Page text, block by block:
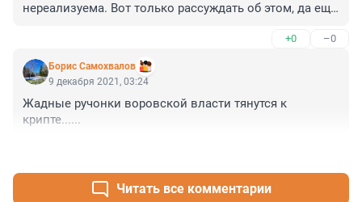
нереализуема. Вот только рассуждать об этом, да еще
пустое. И почему именно "имущество"? А разве
понятия "права на доход" не достаточно? Логика
законодательства по принципам товароведения:
"каждому сатину по артикулу" (читай каждому
событию - по Закону) - тупик, да еще и прекрасная
возможность криминального, но "по закону",
чем, вот Председатель СК и пытается дыру заткнуть.
+0 –0
Борис Самохвалов
9 декабря 2021, 03:24
Жадные ручонки воровской власти тянутся к
крипте......
Читать все комментарии